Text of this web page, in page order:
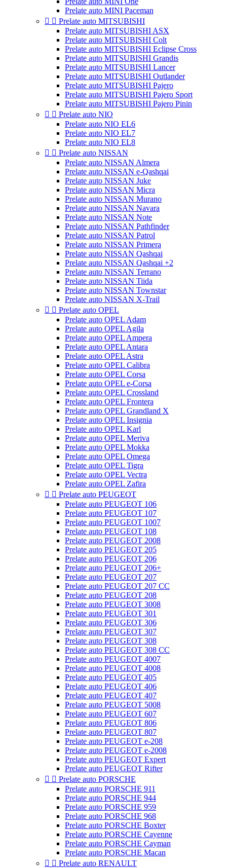
Prelate auto MINI Paceman
  Prelate auto MITSUBISHI
Prelate auto MITSUBISHI ASX
Prelate auto MITSUBISHI Colt
Prelate auto MITSUBISHI Eclipse Cross
Prelate auto MITSUBISHI Grandis
Prelate auto MITSUBISHI Lancer
Prelate auto MITSUBISHI Outlander
Prelate auto MITSUBISHI Pajero
Prelate auto MITSUBISHI Pajero Sport
Prelate auto MITSUBISHI Pajero Pinin
  Prelate auto NIO
Prelate auto NIO EL6
Prelate auto NIO EL7
Prelate auto NIO EL8
  Prelate auto NISSAN
Prelate auto NISSAN Almera
Prelate auto NISSAN e-Qashqai
Prelate auto NISSAN Juke
Prelate auto NISSAN Micra
Prelate auto NISSAN Murano
Prelate auto NISSAN Navara
Prelate auto NISSAN Note
Prelate auto NISSAN Pathfinder
Prelate auto NISSAN Patrol
Prelate auto NISSAN Primera
Prelate auto NISSAN Qashqai
Prelate auto NISSAN Qashqai +2
Prelate auto NISSAN Terrano
Prelate auto NISSAN Tiida
Prelate auto NISSAN Townstar
Prelate auto NISSAN X-Trail
  Prelate auto OPEL
Prelate auto OPEL Adam
Prelate auto OPEL Agila
Prelate auto OPEL Ampera
Prelate auto OPEL Antara
Prelate auto OPEL Astra
Prelate auto OPEL Calibra
Prelate auto OPEL Corsa
Prelate auto OPEL e-Corsa
Prelate auto OPEL Crossland
Prelate auto OPEL Frontera
Prelate auto OPEL Grandland X
Prelate auto OPEL Insignia
Prelate auto OPEL Karl
Prelate auto OPEL Meriva
Prelate auto OPEL Mokka
Prelate auto OPEL Omega
Prelate auto OPEL Tigra
Prelate auto OPEL Vectra
Prelate auto OPEL Zafira
  Prelate auto PEUGEOT
Prelate auto PEUGEOT 106
Prelate auto PEUGEOT 107
Prelate auto PEUGEOT 1007
Prelate auto PEUGEOT 108
Prelate auto PEUGEOT 2008
Prelate auto PEUGEOT 205
Prelate auto PEUGEOT 206
Prelate auto PEUGEOT 206+
Prelate auto PEUGEOT 207
Prelate auto PEUGEOT 207 CC
Prelate auto PEUGEOT 208
Prelate auto PEUGEOT 3008
Prelate auto PEUGEOT 301
Prelate auto PEUGEOT 306
Prelate auto PEUGEOT 307
Prelate auto PEUGEOT 308
Prelate auto PEUGEOT 308 CC
Prelate auto PEUGEOT 4007
Prelate auto PEUGEOT 4008
Prelate auto PEUGEOT 405
Prelate auto PEUGEOT 406
Prelate auto PEUGEOT 407
Prelate auto PEUGEOT 5008
Prelate auto PEUGEOT 607
Prelate auto PEUGEOT 806
Prelate auto PEUGEOT 807
Prelate auto PEUGEOT e-208
Prelate auto PEUGEOT e-2008
Prelate auto PEUGEOT Expert
Prelate auto PEUGEOT Rifter
  Prelate auto PORSCHE
Prelate auto PORSCHE 911
Prelate auto PORSCHE 944
Prelate auto PORSCHE 959
Prelate auto PORSCHE 968
Prelate auto PORSCHE Boxter
Prelate auto PORSCHE Cayenne
Prelate auto PORSCHE Cayman
Prelate auto PORSCHE Macan
  Prelate auto RENAULT